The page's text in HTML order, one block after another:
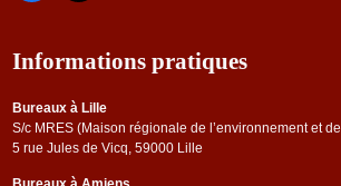
Informations pratiques
Bureaux à Lille
S/c MRES (Maison régionale de l’environnement et
5 rue Jules de Vicq, 59000 Lille